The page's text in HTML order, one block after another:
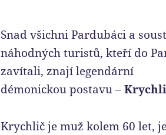
Snad všichni Pardubáci a
náhodných turistů, kteří do
zavítali, znají legendární
démonickou postavu –
Krychlič je muž kolem 60 let,